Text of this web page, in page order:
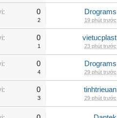
0
2
Drograms
19 phút trước
0
1
vietucplast
23 phút trước
0
4
Drograms
29 phút trước
0
3
tinhtrieuan
29 phút trước